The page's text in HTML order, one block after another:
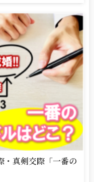
・真剣交際「一番の